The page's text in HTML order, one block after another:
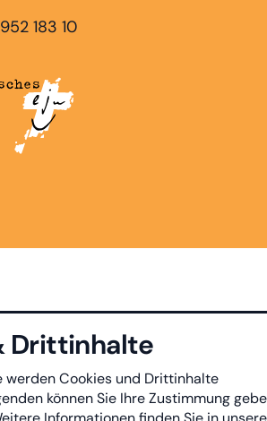
183 10
Drittinhalte
werden Cookies und Drittinhalte
können Sie Ihre Zustimmung